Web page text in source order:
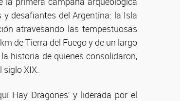
desafiantes del Argentina: la Isla
atravesando las tempestuosas
de Tierra del Fuego y de un largo
historia de quienes consolidaron,
siglo XIX.
Hay Dragones’ y liderada por el